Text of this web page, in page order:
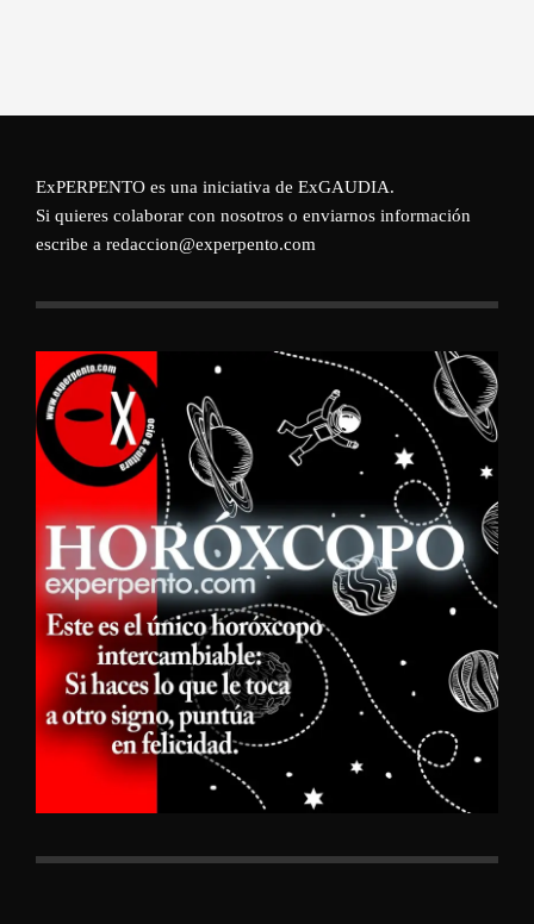
ExPERPENTO es una iniciativa de ExGAUDIA.
Si quieres colaborar con nosotros o enviarnos información
escribe a redaccion@experpento.com